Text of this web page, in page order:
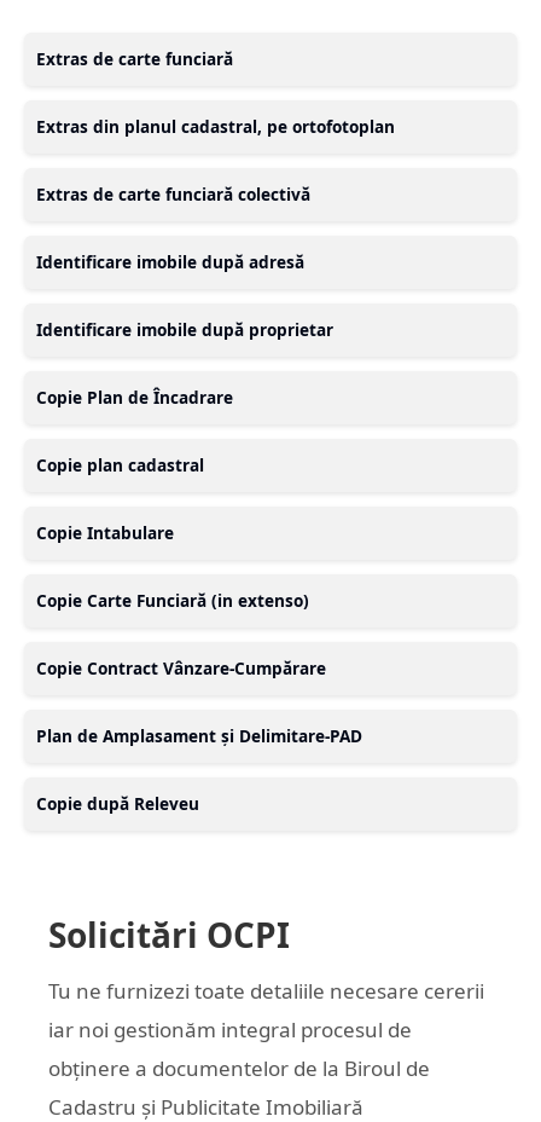
Extras de carte funciară
Extras din planul cadastral, pe ortofotoplan
Extras de carte funciară colectivă
Identificare imobile după adresă
Identificare imobile după proprietar
Copie Plan de Încadrare
Copie plan cadastral
Copie Intabulare
Copie Carte Funciară (in extenso)
Copie Contract Vânzare-Cumpărare
Plan de Amplasament și Delimitare-PAD
Copie după Releveu
Solicitări OCPI
Tu ne furnizezi toate detaliile necesare cererii
iar noi gestionăm integral procesul de
obținere a documentelor de la Biroul de
Cadastru și Publicitate Imobiliară